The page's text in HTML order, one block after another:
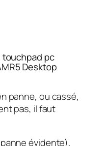
touchpad pc
Desktop
panne, ou cassé,
pas, il faut
évidente).